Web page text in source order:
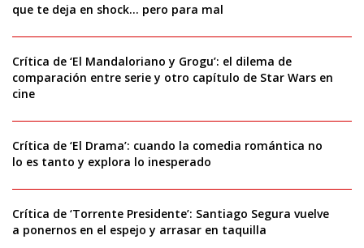
que te deja en shock… pero para mal
Crítica de ‘El Mandaloriano y Grogu’: el dilema de
comparación entre serie y otro capítulo de Star Wars en
cine
Crítica de ‘El Drama’: cuando la comedia romántica no
lo es tanto y explora lo inesperado
Crítica de ‘Torrente Presidente’: Santiago Segura vuelve
a ponernos en el espejo y arrasar en taquilla